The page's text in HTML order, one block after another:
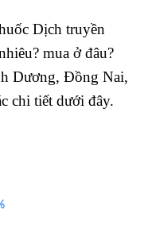
Dịch truyền
mua ở đâu?
Dương, Đồng Nai,
chi tiết dưới đây.